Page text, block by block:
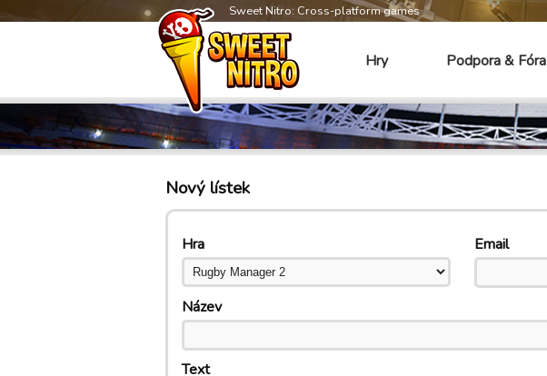
Sweet Nitro: Cross-platform games
Hry Podpora & Fóra
Nový lístek
Email
Hra
Název
Text